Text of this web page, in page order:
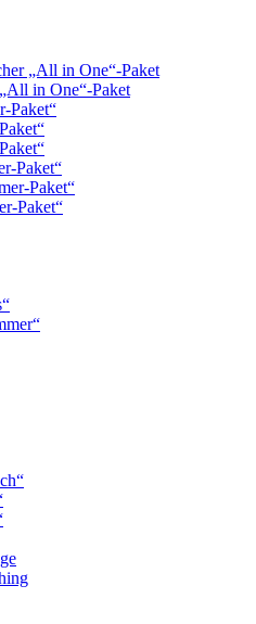
„All in One“-Paket
in One“-Paket
Paket“
Paket“
Paket“
Paket“